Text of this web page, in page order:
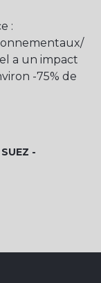
:
a un impact
-75% de
-